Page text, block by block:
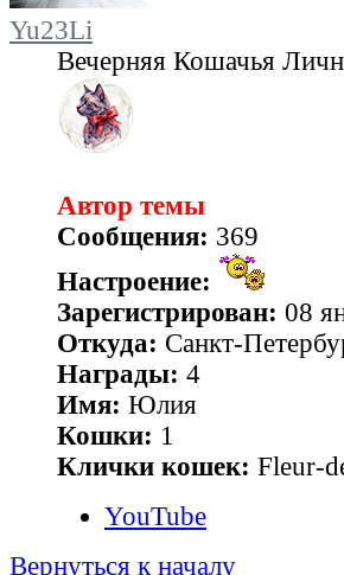
Yu23Li
Вечерняя Кошачья
Автор темы
Сообщения: 369
Настроение:
Зарегистрирован: 08
Откуда: Санкт-
Награды: 4
Имя: Юлия
Кошки: 1
Клички кошек: Fleur-
YouTube
Вернуться к началу